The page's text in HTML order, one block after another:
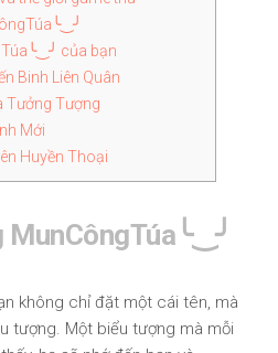
của bạn
Binh Liên Quân
Tưởng Tượng
Mới
Huyền Thoại
MunCôngTúa╰‿╯
không chỉ đặt một cái tên, mà
tượng. Một biểu tượng mà mỗi